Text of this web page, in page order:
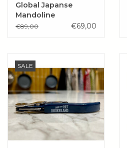
Global Japanse
Mandoline
€89,00 €69,00
SALE